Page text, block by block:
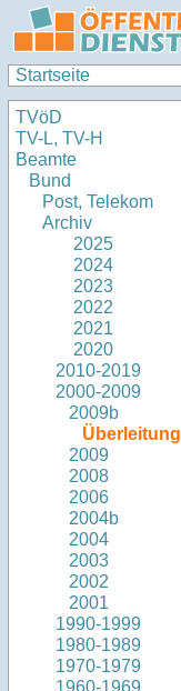
Startseite
TVöD
TV-L, TV-H
Beamte
Bund
Post, Telekom
Archiv
2025
2024
2023
2022
2021
2020
2010-2019
2000-2009
2009b
Überleitung
2009
2008
2006
2004b
2004
2003
2002
2001
1990-1999
1980-1989
1970-1979